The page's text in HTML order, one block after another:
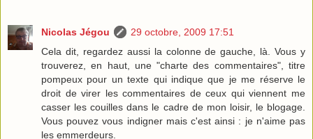
Nicolas Jégou
29 octobre, 2009 17:51
Cela dit, regardez aussi la colonne de gauche, là. Vous y
trouverez, en haut, une "charte des commentaires", titre
pompeux pour un texte qui indique que je me réserve le
droit de virer les commentaires de ceux qui viennent me
casser les couilles dans le cadre de mon loisir, le blogage.
Vous pouvez vous indigner mais c'est ainsi : je n'aime pas
les emmerdeurs.